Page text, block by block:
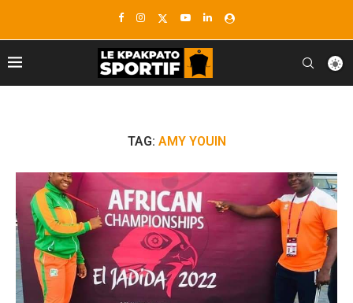
TAG: AMY YOUIN